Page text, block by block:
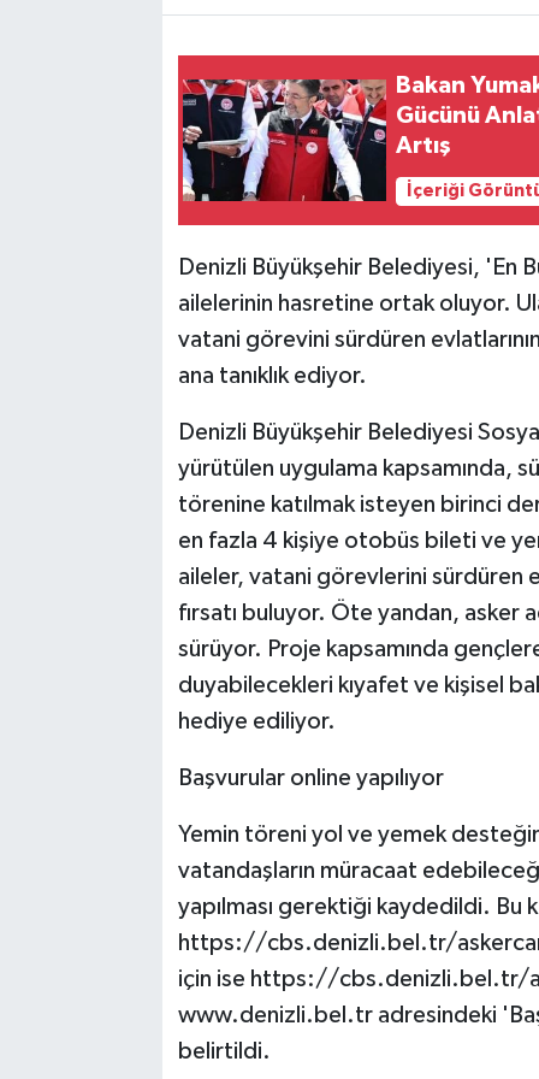
Bakan
Gücünü
Artış
İçeriği
Denizli Büyükşehir Belediyesi, 'En
ailelerinin hasretine ortak oluyor.
vatani görevini sürdüren
ana tanıklık ediyor.
Denizli Büyükşehir Belediyesi
yürütülen uygulama kapsamında,
törenine katılmak isteyen birinci
en fazla 4 kişiye otobüs bileti ve
aileler, vatani görevlerini sürdüren
fırsatı buluyor. Öte yandan, asker
sürüyor. Proje kapsamında
duyabilecekleri kıyafet ve kişisel
hediye ediliyor.
Başvurular online yapılıyor
Yemin töreni yol ve yemek
vatandaşların müracaat
yapılması gerektiği kaydedildi. Bu
https://cbs.denizli.bel.tr/
için ise https://cbs.denizli.bel.tr/
www.denizli.bel.tr adresindeki
belirtildi.